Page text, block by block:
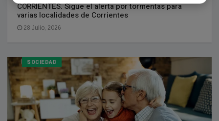
CORRIENTES. Sigue el alerta por tormentas para
varias localidades de Corrientes
28 Julio, 2026
SOCIEDAD